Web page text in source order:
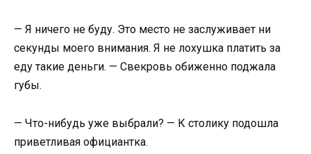
— Я ничего не буду. Это место не заслуживает ни
секунды моего внимания. Я не лохушка платить за
еду такие деньги. — Свекровь обиженно поджала
губы.
— Что-нибудь уже выбрали? — К столику подошла
приветливая официантка.